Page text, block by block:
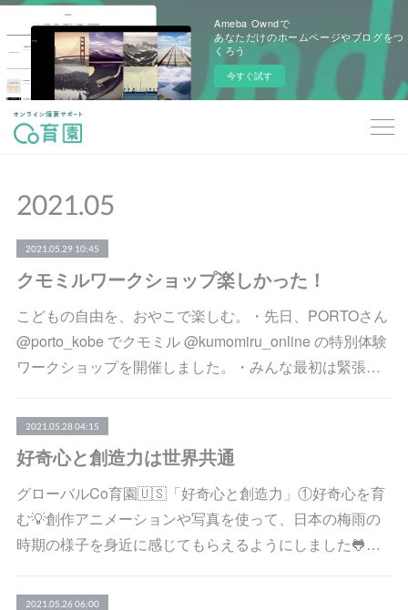
Ameba Owndで
あなただけのホームページやブログをつ
くろう
今すぐ試す
2021.05
2021.05.29 10:45
クモミルワークショップ楽しかった！
こどもの自由を、おやこで楽しむ。・先日、PORTOさん
@porto_kobe でクモミル @kumomiru_online の特別体験
ワークショップを開催しました。・みんな最初は緊張…
2021.05.28 04:15
好奇心と創造力は世界共通
グローバルCo育園🇺🇸「好奇心と創造力」①好奇心を育
む💡創作アニメーションや写真を使って、日本の梅雨の
時期の様子を身近に感じてもらえるようにしました🐸…
2021.05.26 06:00